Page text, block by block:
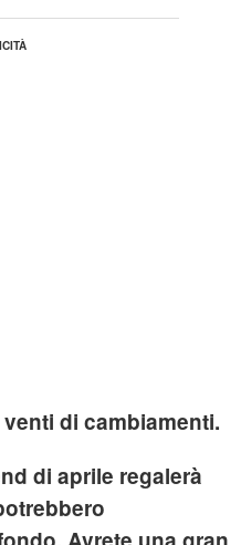
di cambiamenti.
di aprile regalerà